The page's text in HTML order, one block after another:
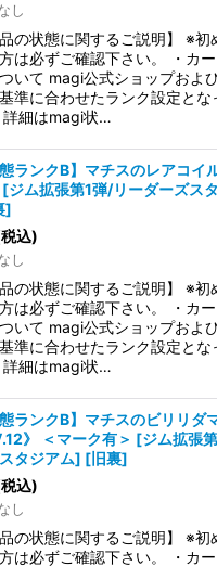
し
品の状態に関するご説明】 ※初
は必ずご確認下さい。 ・カ
いて magi公式ショップおよ
準に合わせたランク設定とな
詳細はmagi状…
態ランクB】マチスのレアコイ
ジム拡張第1弾/リーダーズス
]
込)
し
品の状態に関するご説明】 ※初
は必ずご確認下さい。 ・カ
いて magi公式ショップおよ
準に合わせたランク設定とな
詳細はmagi状…
態ランクB】マチスのビリリダ
》 ＜マーク有＞ [ジム拡張
タジアム] [旧裏]
込)
し
品の状態に関するご説明】 ※初
は必ずご確認下さい。 ・カ